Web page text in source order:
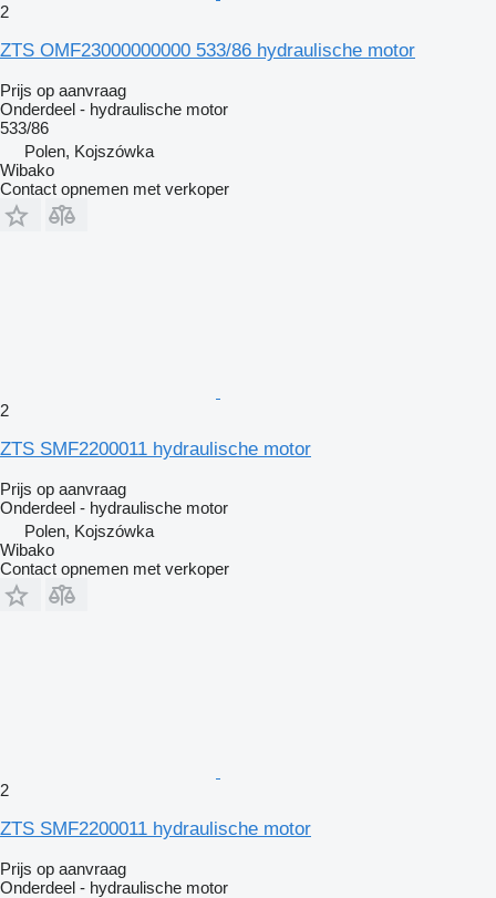
2
ZTS OMF23000000000 533/86 hydraulische motor
Prijs op aanvraag
Onderdeel - hydraulische motor
533/86
Polen, Kojszówka
Wibako
Contact opnemen met verkoper
2
ZTS SMF2200011 hydraulische motor
Prijs op aanvraag
Onderdeel - hydraulische motor
Polen, Kojszówka
Wibako
Contact opnemen met verkoper
2
ZTS SMF2200011 hydraulische motor
Prijs op aanvraag
Onderdeel - hydraulische motor